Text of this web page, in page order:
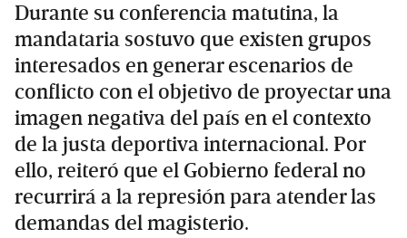
Durante su conferencia matutina, la
mandataria sostuvo que existen grupos
interesados en generar escenarios de
conflicto con el objetivo de proyectar una
imagen negativa del país en el contexto
de la justa deportiva internacional. Por
ello, reiteró que el Gobierno federal no
recurrirá a la represión para atender las
demandas del magisterio.